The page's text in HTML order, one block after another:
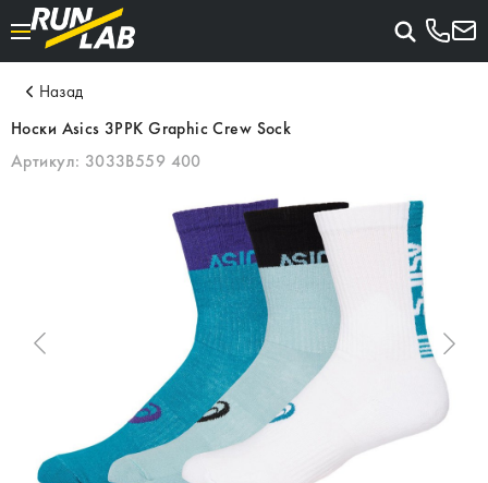
Назад
Носки Asics 3PPK Graphic Crew Sock
Артикул: 3033B559 400